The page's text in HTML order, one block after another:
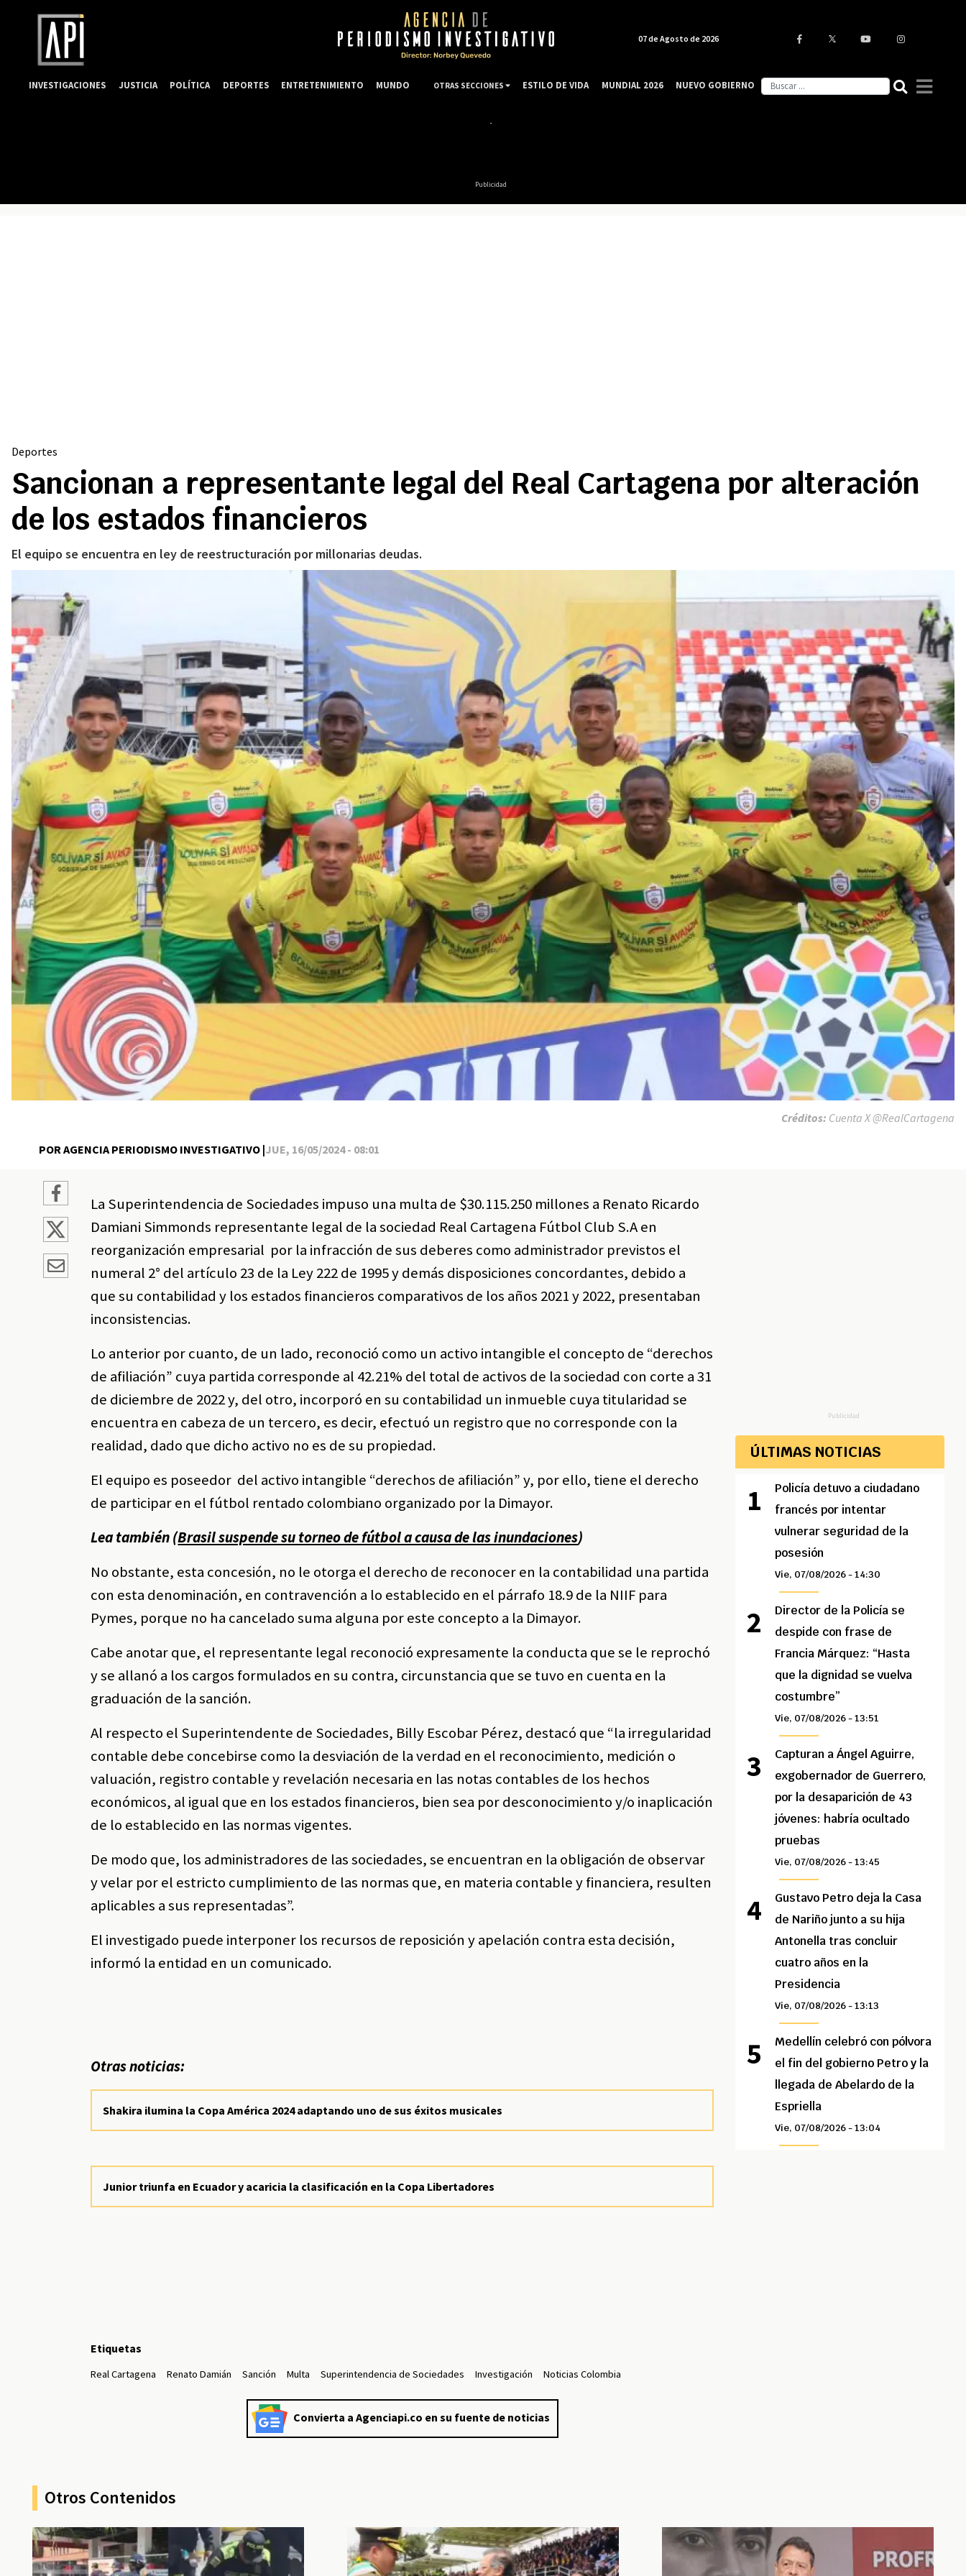
Publicidad
Deportes
Sancionan a representante legal del Real Cartagena por alteración
de los estados financieros
El equipo se encuentra en ley de reestructuración por millonarias deudas.
POR AGENCIA PERIODISMO INVESTIGATIVO |JUE, 16/05/2024 - 08:01
Créditos: Cuenta X @RealCartagena
La Superintendencia de Sociedades impuso una multa de $30.115.250 millones a Renato Ricardo
Damiani Simmonds representante legal de la sociedad Real Cartagena Fútbol Club S.A en
reorganización empresarial por la infracción de sus deberes como administrador previstos el
numeral 2° del artículo 23 de la Ley 222 de 1995 y demás disposiciones concordantes, debido a
que su contabilidad y los estados financieros comparativos de los años 2021 y 2022, presentaban
inconsistencias.
Lo anterior por cuanto, de un lado, reconoció como un activo intangible el concepto de “derechos
de afiliación” cuya partida corresponde al 42.21% del total de activos de la sociedad con corte a 31
de diciembre de 2022 y, del otro, incorporó en su contabilidad un inmueble cuya titularidad se
encuentra en cabeza de un tercero, es decir, efectuó un registro que no corresponde con la
realidad, dado que dicho activo no es de su propiedad.
El equipo es poseedor del activo intangible “derechos de afiliación” y, por ello, tiene el derecho
de participar en el fútbol rentado colombiano organizado por la Dimayor.
Lea también (Brasil suspende su torneo de fútbol a causa de las inundaciones)
No obstante, esta concesión, no le otorga el derecho de reconocer en la contabilidad una partida
con esta denominación, en contravención a lo establecido en el párrafo 18.9 de la NIIF para
Pymes, porque no ha cancelado suma alguna por este concepto a la Dimayor.
Cabe anotar que, el representante legal reconoció expresamente la conducta que se le reprochó
y se allanó a los cargos formulados en su contra, circunstancia que se tuvo en cuenta en la
graduación de la sanción.
Al respecto el Superintendente de Sociedades, Billy Escobar Pérez, destacó que “la irregularidad
contable debe concebirse como la desviación de la verdad en el reconocimiento, medición o
valuación, registro contable y revelación necesaria en las notas contables de los hechos
económicos, al igual que en los estados financieros, bien sea por desconocimiento y/o inaplicación
de lo establecido en las normas vigentes.
De modo que, los administradores de las sociedades, se encuentran en la obligación de observar
y velar por el estricto cumplimiento de las normas que, en materia contable y financiera, resulten
aplicables a sus representadas”.
El investigado puede interponer los recursos de reposición y apelación contra esta decisión,
informó la entidad en un comunicado.
Otras noticias:
Shakira ilumina la Copa América 2024 adaptando uno de sus éxitos musicales
Junior triunfa en Ecuador y acaricia la clasificación en la Copa Libertadores
Etiquetas
Real Cartagena Renato Damián Sanción Multa Superintendencia de Sociedades Investigación Noticias Colombia
Convierta a Agenciapi.co en su fuente de noticias
Publicidad
ÚLTIMAS NOTICIAS
Policía detuvo a ciudadano
francés por intentar
vulnerar seguridad de la
posesión
Vie, 07/08/2026 - 14:30
Director de la Policía se
despide con frase de
Francia Márquez: “Hasta
que la dignidad se vuelva
costumbre”
Vie, 07/08/2026 - 13:51
Capturan a Ángel Aguirre,
exgobernador de Guerrero,
por la desaparición de 43
jóvenes: habría ocultado
pruebas
Vie, 07/08/2026 - 13:45
Gustavo Petro deja la Casa
de Nariño junto a su hija
Antonella tras concluir
cuatro años en la
Presidencia
Vie, 07/08/2026 - 13:13
Medellín celebró con pólvora
el fin del gobierno Petro y la
llegada de Abelardo de la
Espriella
Vie, 07/08/2026 - 13:04
Otros Contenidos
07 de Agosto de 2026
INVESTIGACIONES JUSTICIA POLÍTICA DEPORTES ENTRETENIMIENTO MUNDO OTRAS SECCIONES ESTILO DE VIDA MUNDIAL 2026 NUEVO GOBIERNO